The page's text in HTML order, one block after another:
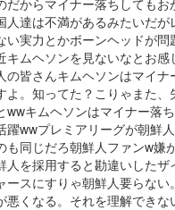
人達は不満があるみたいだが
い実力とかボーンヘッドが問
キムヘソンを見ないなとお感
の皆さんキムヘソンはマイナ
よ。知ってた？こりゃまた、
wwキムヘソンはマイナー落
躍wwプレミアリーグが朝鮮
も同じだろ朝鮮人ファンw嫌
人を採用すると勘違いしたザ
ースにすりゃ朝鮮人要らない
悪くなる。それを理解できな